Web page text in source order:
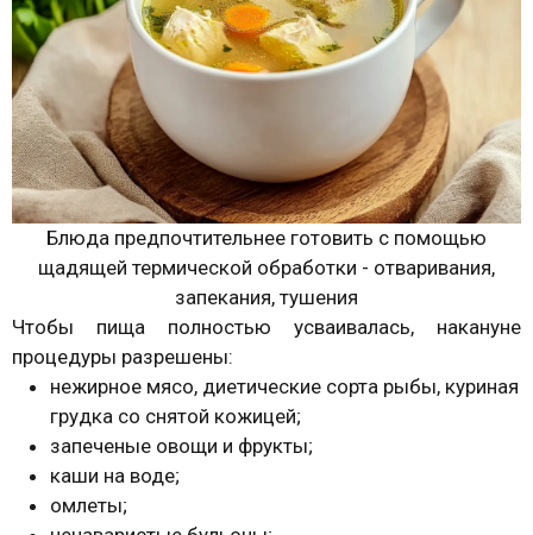
Блюда предпочтительнее готовить с помощью
щадящей термической обработки - отваривания,
запекания, тушения
Чтобы пища полностью усваивалась, накануне
процедуры разрешены:
нежирное мясо, диетические сорта рыбы, куриная
грудка со снятой кожицей;
запеченые овощи и фрукты;
каши на воде;
омлеты;